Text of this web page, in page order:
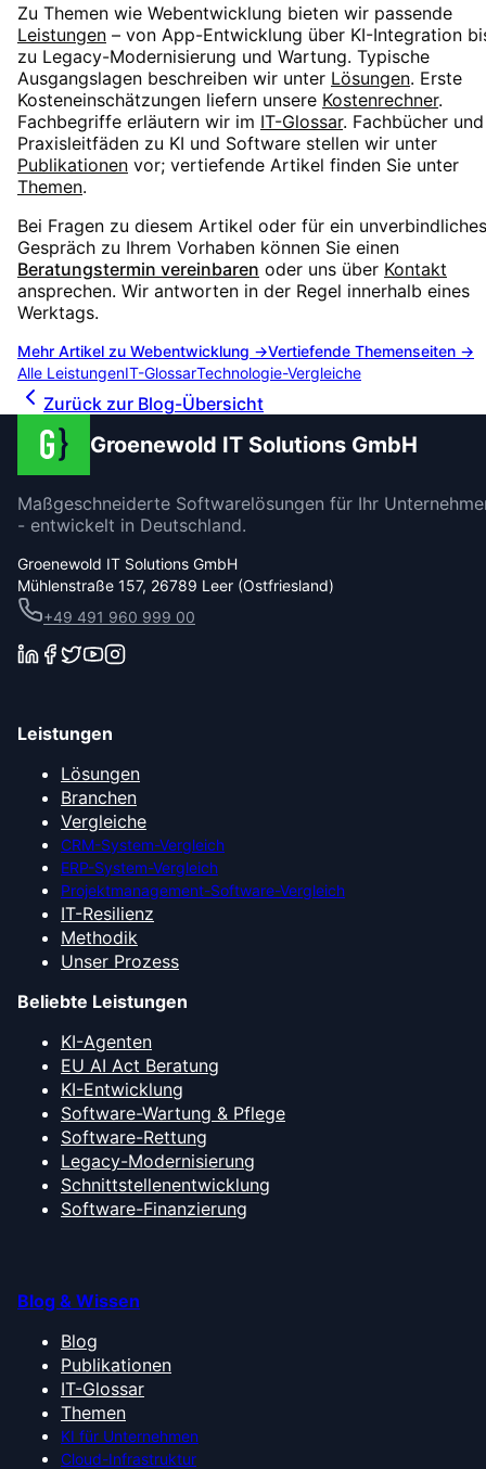
Zu Themen wie Webentwicklung bieten wir passende
Leistungen – von App-Entwicklung über KI-Integration
zu Legacy-Modernisierung und Wartung. Typische
Ausgangslagen beschreiben wir unter Lösungen. Erste
Kosteneinschätzungen liefern unsere Kostenrechner.
Fachbegriffe erläutern wir im IT-Glossar. Fachbücher und
Praxisleitfäden zu KI und Software stellen wir unter
Publikationen vor; vertiefende Artikel finden Sie unter
Themen.
Bei Fragen zu diesem Artikel oder für ein unverbindliches
Gespräch zu Ihrem Vorhaben können Sie einen
Beratungstermin vereinbaren oder uns über Kontakt
ansprechen. Wir antworten in der Regel innerhalb eines
Werktags.
Mehr Artikel zu Webentwicklung →Vertiefende Themenseiten →
Alle LeistungenIT-GlossarTechnologie-Vergleiche
Zurück zur Blog-Übersicht
Groenewold IT Solutions GmbH
Maßgeschneiderte Softwarelösungen für Ihr
- entwickelt in Deutschland.
Groenewold IT Solutions GmbH
Mühlenstraße 157, 26789 Leer (Ostfriesland)
+49 491 960 999 00
Leistungen
Lösungen
Branchen
Vergleiche
CRM-System-Vergleich
ERP-System-Vergleich
Projektmanagement-Software-Vergleich
IT-Resilienz
Methodik
Unser Prozess
Beliebte Leistungen
KI-Agenten
EU AI Act Beratung
KI-Entwicklung
Software-Wartung & Pflege
Software-Rettung
Legacy-Modernisierung
Schnittstellenentwicklung
Software-Finanzierung
Blog & Wissen
Blog
Publikationen
IT-Glossar
Themen
KI für Unternehmen
Cloud-Infrastruktur